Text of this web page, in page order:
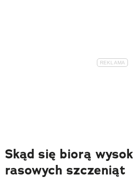
Skąd się biorą
rasowych szczeniąt